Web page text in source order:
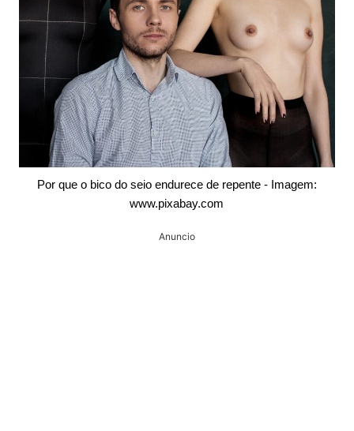
Por que o bico do seio endurece de repente - Imagem:
www.pixabay.com
Anuncio